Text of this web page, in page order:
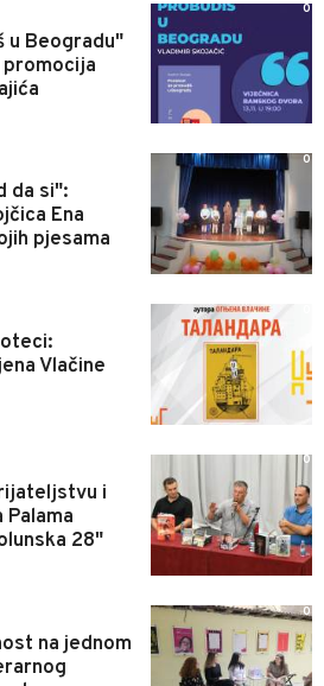
u Beogradu"
promocija
0
da si":
Ena
pjesama
0
Vlačine
i
28"
0
na jednom
0